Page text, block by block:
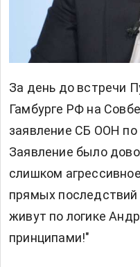
За день до встречи
Гамбурге РФ на
заявление СБ ООН
Заявление было
слишком
прямых
живут по логике
принципами!"